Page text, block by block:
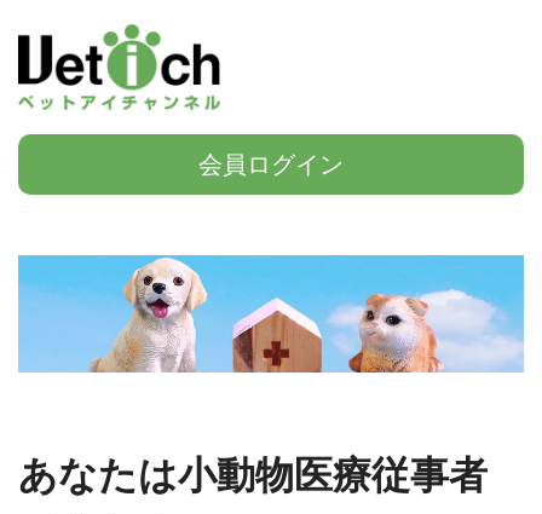
会員ログイン
あなたは小動物医療従事者